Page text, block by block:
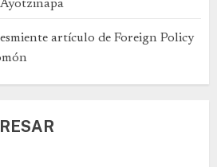
artículo de Foreign Policy